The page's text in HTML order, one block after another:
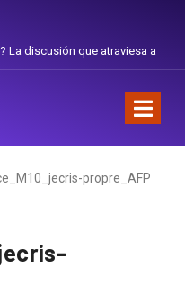
que atraviesa a
Gabriela
propre_AFP